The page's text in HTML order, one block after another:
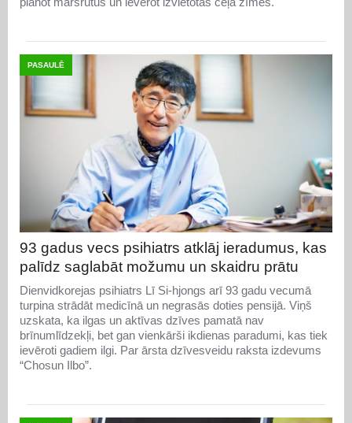
PASAULĒ
93 gadus vecs psihiatrs atklāj ieradumus, kas
palīdz saglabāt možumu un skaidru prātu
Dienvidkorejas psihiatrs Lī Si-hjongs arī 93 gadu vecumā
turpina strādāt medicīnā un negrasās doties pensijā. Viņš
uzskata, ka ilgas un aktīvas dzīves pamatā nav
brīnumlīdzekļi, bet gan vienkārši ikdienas paradumi, kas tiek
ievēroti gadiem ilgi. Par ārsta dzīvesveidu raksta izdevums
“Chosun Ilbo”.